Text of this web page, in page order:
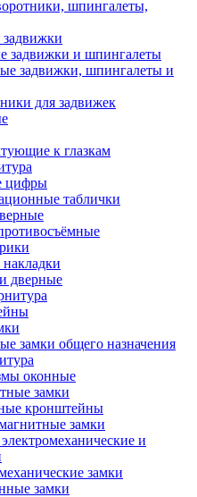
шпингалеты,
задвижки и шпингалеты
задвижки, шпингалеты и
для задвижек
к глазкам
цифры
таблички
дверные
замки общего назначения
оконные
замки
кронштейны
замки
и
замки
замки